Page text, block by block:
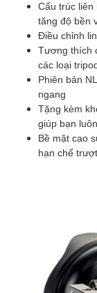
Cấu trúc liên
tăng độ bền
Điều chỉnh
Tương thích
các loại
Phiên bản
ngang
Tặng kèm
giúp bạn
Bề mặt cao
hạn chế trượt